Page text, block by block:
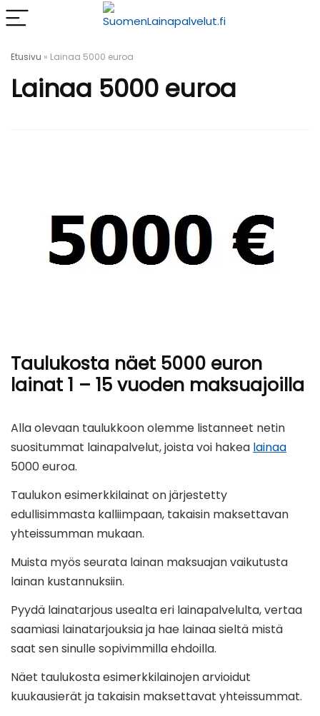
Etusivu » Lainaa 5000 euroa
Lainaa 5000 euroa
Taulukosta näet 5000 euron
lainat 1 – 15 vuoden maksuajoilla
Alla olevaan taulukkoon olemme listanneet netin
suositummat lainapalvelut, joista voi hakea lainaa
5000 euroa.
Taulukon esimerkkilainat on järjestetty
edullisimmasta kalliimpaan, takaisin maksettavan
yhteissumman mukaan.
Muista myös seurata lainan maksuajan vaikutusta
lainan kustannuksiin.
Pyydä lainatarjous usealta eri lainapalvelulta, vertaa
saamiasi lainatarjouksia ja hae lainaa sieltä mistä
saat sen sinulle sopivimmilla ehdoilla.
Näet taulukosta esimerkkilainojen arvioidut
kuukausierät ja takaisin maksettavat yhteissummat.